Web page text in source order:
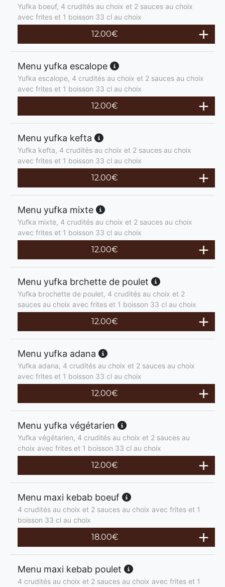
Yufka boeuf, 4 crudités au choix et 2 sauces au choix
avec frites et 1 boisson 33 cl au choix
12.00€
Menu yufka escalope
Yufka escalope, 4 crudités au choix et 2 sauces au choix
avec frites et 1 boisson 33 cl au choix
12.00€
Menu yufka kefta
Yufka kefta, 4 crudités au choix et 2 sauces au choix
avec frites et 1 boisson 33 cl au choix
12.00€
Menu yufka mixte
Yufka mixte, 4 crudités au choix et 2 sauces au choix
avec frites et 1 boisson 33 cl au choix
12.00€
Menu yufka brchette de poulet
Yufka brochette de poulet, 4 crudités au choix et 2
sauces au choix avec frites et 1 boisson 33 cl au choix
12.00€
Menu yufka adana
Yufka adana, 4 crudités au choix et 2 sauces au choix
avec frites et 1 boisson 33 cl au choix
12.00€
Menu yufka végétarien
Yufka végétarien, 4 crudités au choix et 2 sauces au
choix avec frites et 1 boisson 33 cl au choix
12.00€
Menu maxi kebab boeuf
4 crudités au choix et 2 sauces au choix avec frites et 1
boisson 33 cl au choix
18.00€
Menu maxi kebab poulet
4 crudités au choix et 2 sauces au choix avec frites et 1